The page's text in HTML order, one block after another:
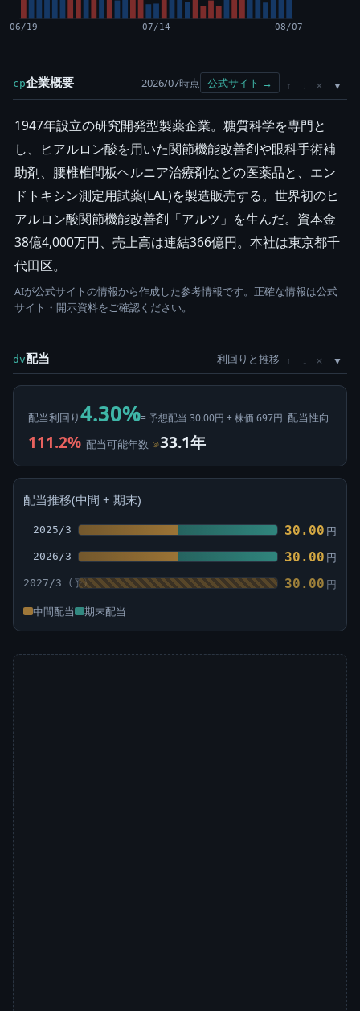
06/19 07/14 08/07
cp企業概要 2026/07時点 公式サイト → ↑ ↓ ×
1947年設立の研究開発型製薬企業。糖質科学を専門と
し、ヒアルロン酸を用いた関節機能改善剤や眼科手術補
助剤、腰椎椎間板ヘルニア治療剤などの医薬品と、エン
ドトキシン測定用試薬(LAL)を製造販売する。世界初のヒ
アルロン酸関節機能改善剤「アルツ」を生んだ。資本金
38億4,000万円、売上高は連結366億円。本社は東京都千
代田区。
AIが公式サイトの情報から作成した参考情報です。正確な情報は公式
サイト・開示資料をご確認ください。
dv配当 利回りと推移 ↑ ↓ ×
配当利回り4.30%= 予想配当 30.00円 ÷ 株価 697円 配当性向
111.2% 配当可能年数 ⊙33.1年
配当推移(中間 + 期末)
2025/3 30.00 円
2026/3 30.00 円
2027/3 30.00 円
中間配当 期末配当